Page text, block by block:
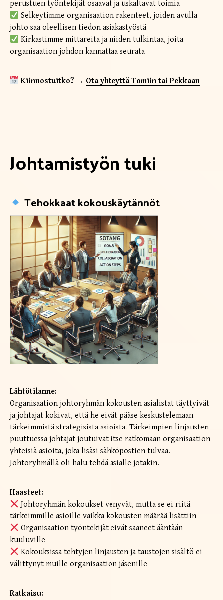
perustuen työntekijät osaavat ja uskaltavat toimia
Selkeytimme organisaation rakenteet, joiden avulla
johto saa oleellisen tiedon asiakastyöstä
Kirkastimme mittareita ja niiden tulkintaa, joita
organisaation johdon kannattaa seurata
Kiinnostuitko? → Ota yhteyttä Tomiin tai Pekkaan
Johtamistyön tuki
Tehokkaat kokouskäytännöt
Lähtötilanne:
Organisaation johtoryhmän kokousten asialistat täyttyivät
ja johtajat kokivat, että he eivät pääse keskustelemaan
tärkeimmistä strategisista asioista. Tärkeimpien linjausten
puuttuessa johtajat joutuivat itse ratkomaan organisaation
yhteisiä asioita, joka lisäsi sähköpostien tulvaa.
Johtoryhmällä oli halu tehdä asialle jotakin.
Haasteet:
Johtoryhmän kokoukset venyvät, mutta se ei riitä
tärkeimmille asioille vaikka kokousten määrää lisättiin
Organisaation työntekijät eivät saaneet ääntään
kuuluville
Kokouksissa tehtyjen linjausten ja taustojen sisältö ei
välittynyt muille organisaation jäsenille
Ratkaisu: